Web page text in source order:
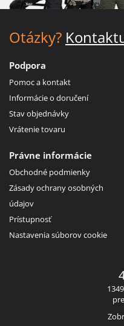
Otázky?
Podpora
Pomoc a kontakt
Informácie o doručení
Stav objednávky
Vrátenie tovaru
Právne informácie
Obchodné podmienky
Zásady ochrany osobných
údajov
Prístupnosť
Nastavenia súborov cookie